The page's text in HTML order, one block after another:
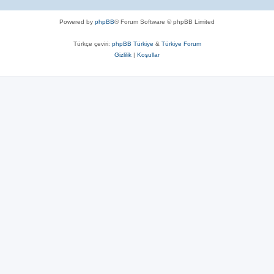
Powered by phpBB® Forum Software © phpBB Limited
Türkçe çeviri: phpBB Türkiye & Türkiye Forum
Gizlilik | Koşullar